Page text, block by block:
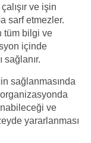
ve işin
sarf etmezler.
tüm bilgi ve
içinde
sağlanır.
sağlanmasında
ve
yararlanması